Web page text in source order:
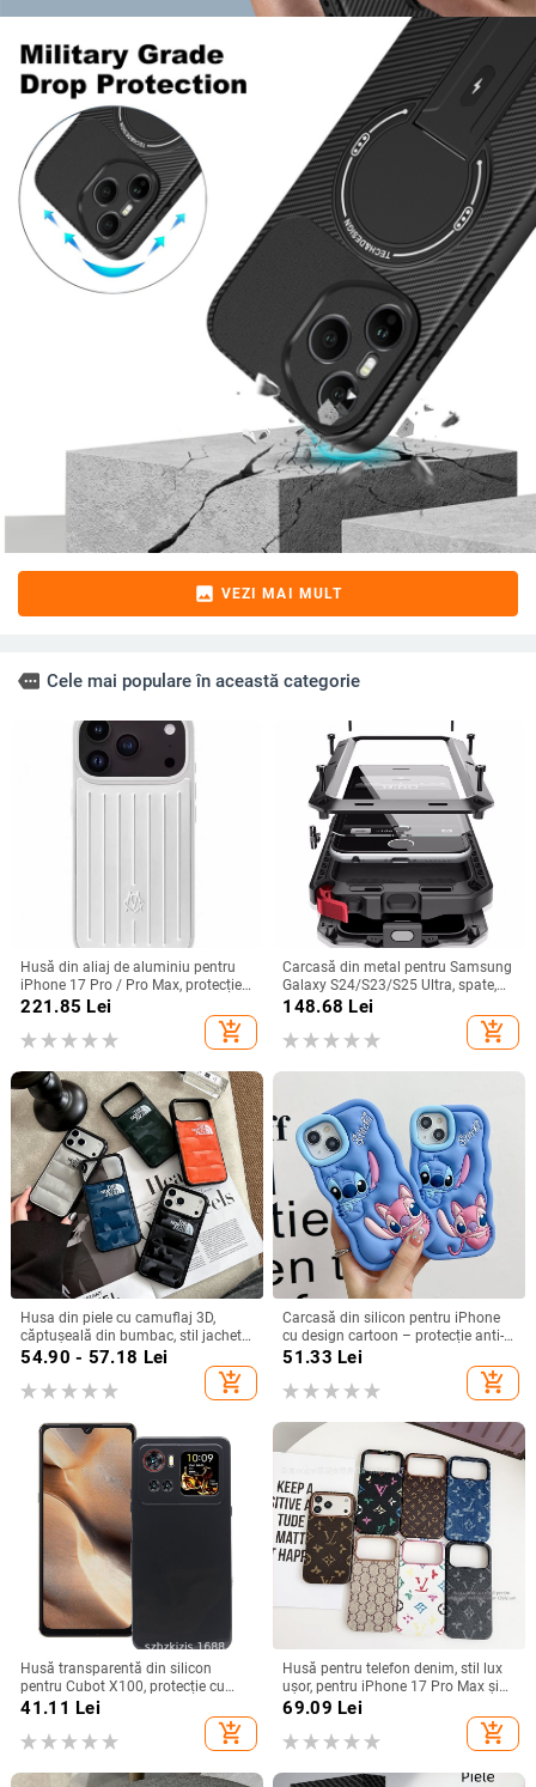
image VEZI MAI MULT
more Cele mai populare în această categorie
Husă din aliaj de aluminiu pentru
iPhone 17 Pro / Pro Max, protecție
anti-cădere, închidere magnetică,
turnare prin injecție, posibilitate de
personalizare
221.85 Lei
add_shopping_cart
Carcasă din metal pentru Samsung
Galaxy S24/S23/S25 Ultra, spate,
prelucrată, personalizabilă, disipare
căldură, anti-cadere, anti-amprentă
148.68 Lei
add_shopping_cart
Husa din piele cu camuflaj 3D,
căptușeală din bumbac, stil jachetă
de iarnă, compatibilă cu iPhone
54.90 - 57.18 Lei
add_shopping_cart
Carcasă din silicon pentru iPhone
cu design cartoon – protecție anti-
cădere, finisaj mat, compatibilă cu
(Pro/Max)
51.33 Lei
add_shopping_cart
Husă transparentă din silicon
pentru Cubot X100, protecție cu
acoperire totală
41.11 Lei
add_shopping_cart
Husă pentru telefon denim, stil lux
ușor, pentru iPhone 17 Pro Max și
iPhone 16, cu acoperire totală
69.09 Lei
add_shopping_cart